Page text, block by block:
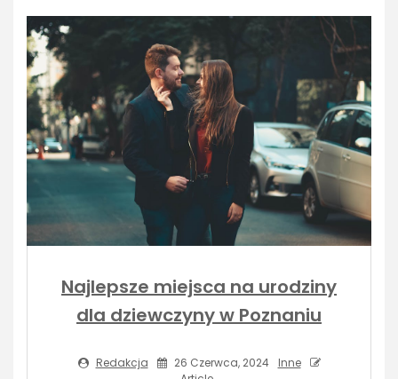
Najlepsze miejsca na urodziny
dla dziewczyny w Poznaniu
Redakcja 26 Czerwca, 2024
Inne